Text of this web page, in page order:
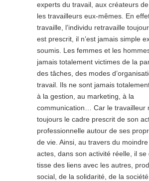
experts du travail, aux créateurs
les travailleurs eux-mêmes. En
travaille, l’individu retravaille
est prescrit, il n’est jamais simple
soumis. Les femmes et les
jamais totalement victimes de la
des tâches, des modes
travail. Ils ne sont jamais
à la gestion, au marketing, à la
communication… Car le travailleur
toujours le cadre prescrit de son
professionnelle autour de ses
de vie. Ainsi, au travers du
actes, dans son activité réelle, il se
tisse des liens avec les autres,
social, de la solidarité, de la